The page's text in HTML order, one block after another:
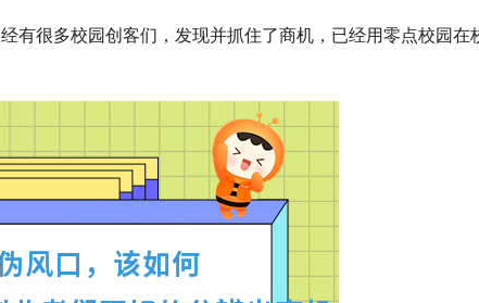
有很多校园创客们，发现并抓住了商机，已经用零点校园在